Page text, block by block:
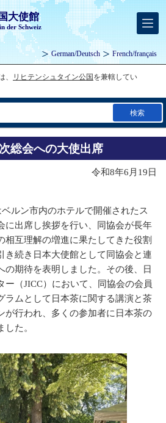
大使館
der Schweiz
German/Deutsch French/français
、 リヒテンシュタイン公国 を兼轄してい
検索
総会への大使出席
令和8年6月19日
ルン市内のホテルで開催されたス
に出席し挨拶を行い、同協会が長年
相互理解の増進に果たしてきた役割
き続き日本大使館として同協会と連
の期待を表明しました。その後、日
ー（JICC）において、同協会の会員
ラムとして日本茶に関する講演と茶
が行われ、多くの参加者に日本茶の
た。